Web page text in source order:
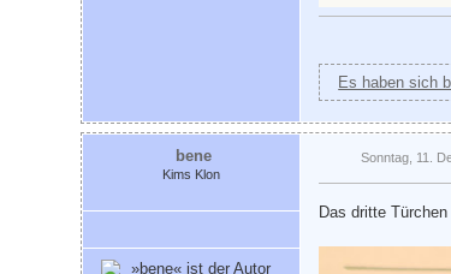
Es haben sich
bene
Kims Klon
Sonntag, 11.
Das dritte